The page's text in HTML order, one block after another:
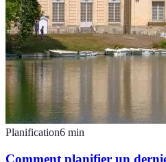
Planification6 min
Comment planifier un